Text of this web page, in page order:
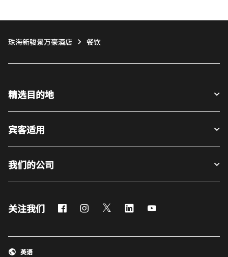
珠海新骏景万豪酒店 餐饮
精选目的地
宾客适用
我们的公司
关注我们 FacebookInstagram
Twitter LinkedIn
英语